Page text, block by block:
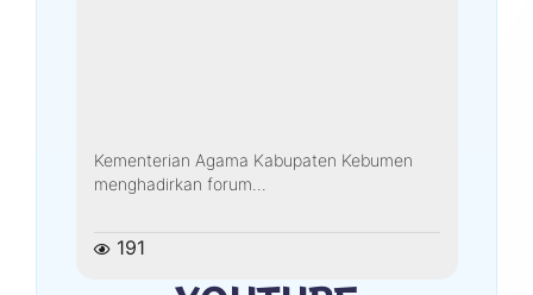
Kementerian Agama Kabupaten Kebumen
menghadirkan forum...
191